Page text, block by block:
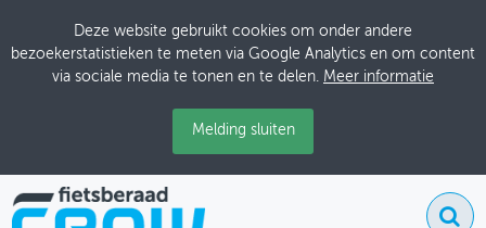
Deze website gebruikt cookies om onder andere
bezoekerstatistieken te meten via Google Analytics en om content
via sociale media te tonen en te delen. Meer informatie
Melding sluiten